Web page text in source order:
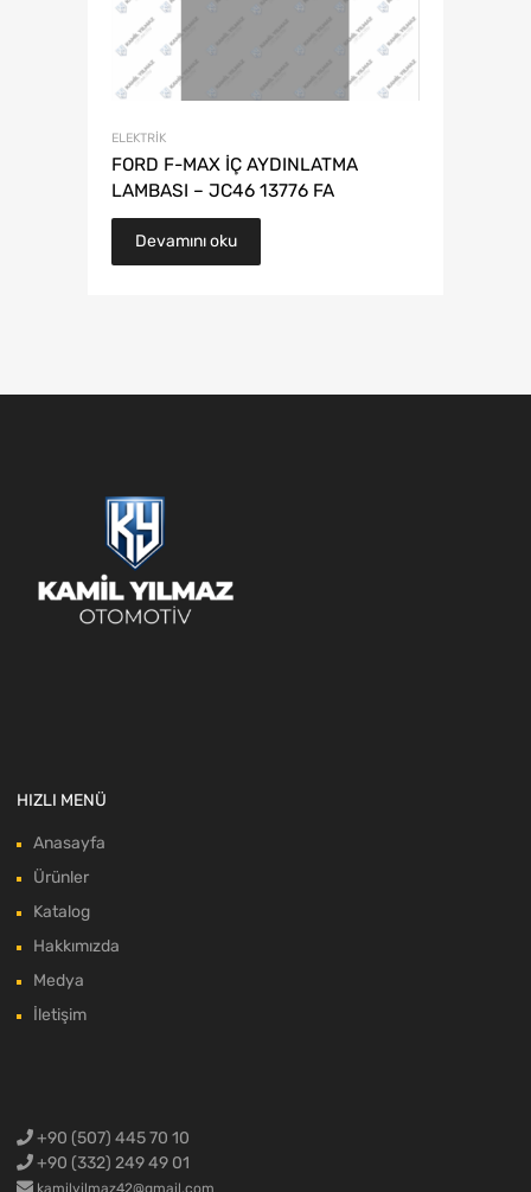
ELEKTRIK
FORD F-MAX İÇ AYDINLATMA
LAMBASI – JC46 13776 FA
Devamını oku
HIZLI MENÜ
Anasayfa
Ürünler
Katalog
Hakkımızda
Medya
İletişim
+90 (507) 445 70 10
+90 (332) 249 49 01
kamilyilmaz42@gmail.com